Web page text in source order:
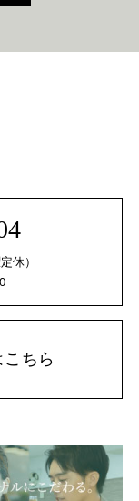
休）
ちら